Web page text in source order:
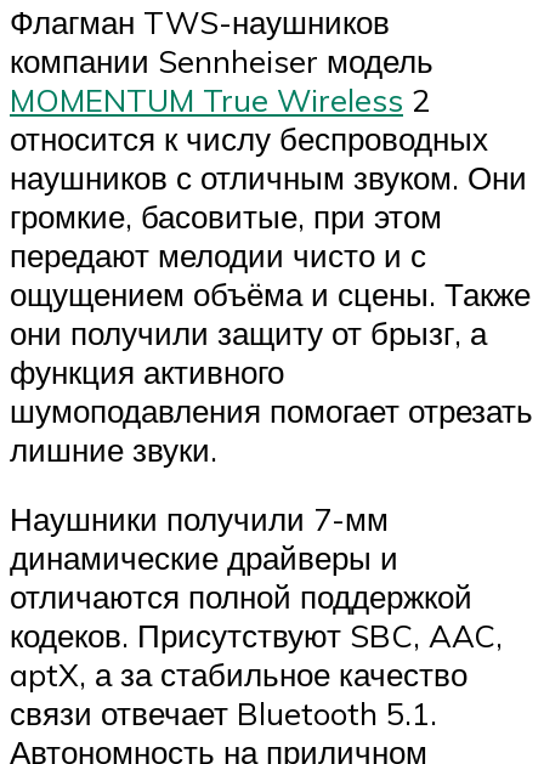
Флагман TWS-наушников
компании Sennheiser модель
MOMENTUM True Wireless 2
относится к числу беспроводных
наушников с отличным звуком. Они
громкие, басовитые, при этом
передают мелодии чисто и с
ощущением объёма и сцены. Также
они получили защиту от брызг, а
функция активного
шумоподавления помогает отрезать
лишние звуки.
Наушники получили 7-мм
динамические драйверы и
отличаются полной поддержкой
кодеков. Присутствуют SBC, AAC,
aptX, а за стабильное качество
связи отвечает Bluetooth 5.1.
Автономность на приличном